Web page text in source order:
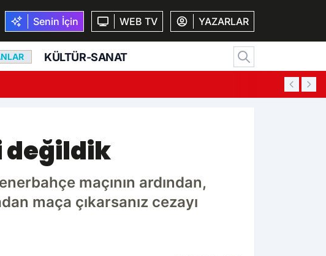
Senin İçin WEB TV YAZARLAR
KÜLTÜR-SANAT
01:54
değildik
maçının ardından,
maça çıkarsanız cezayı